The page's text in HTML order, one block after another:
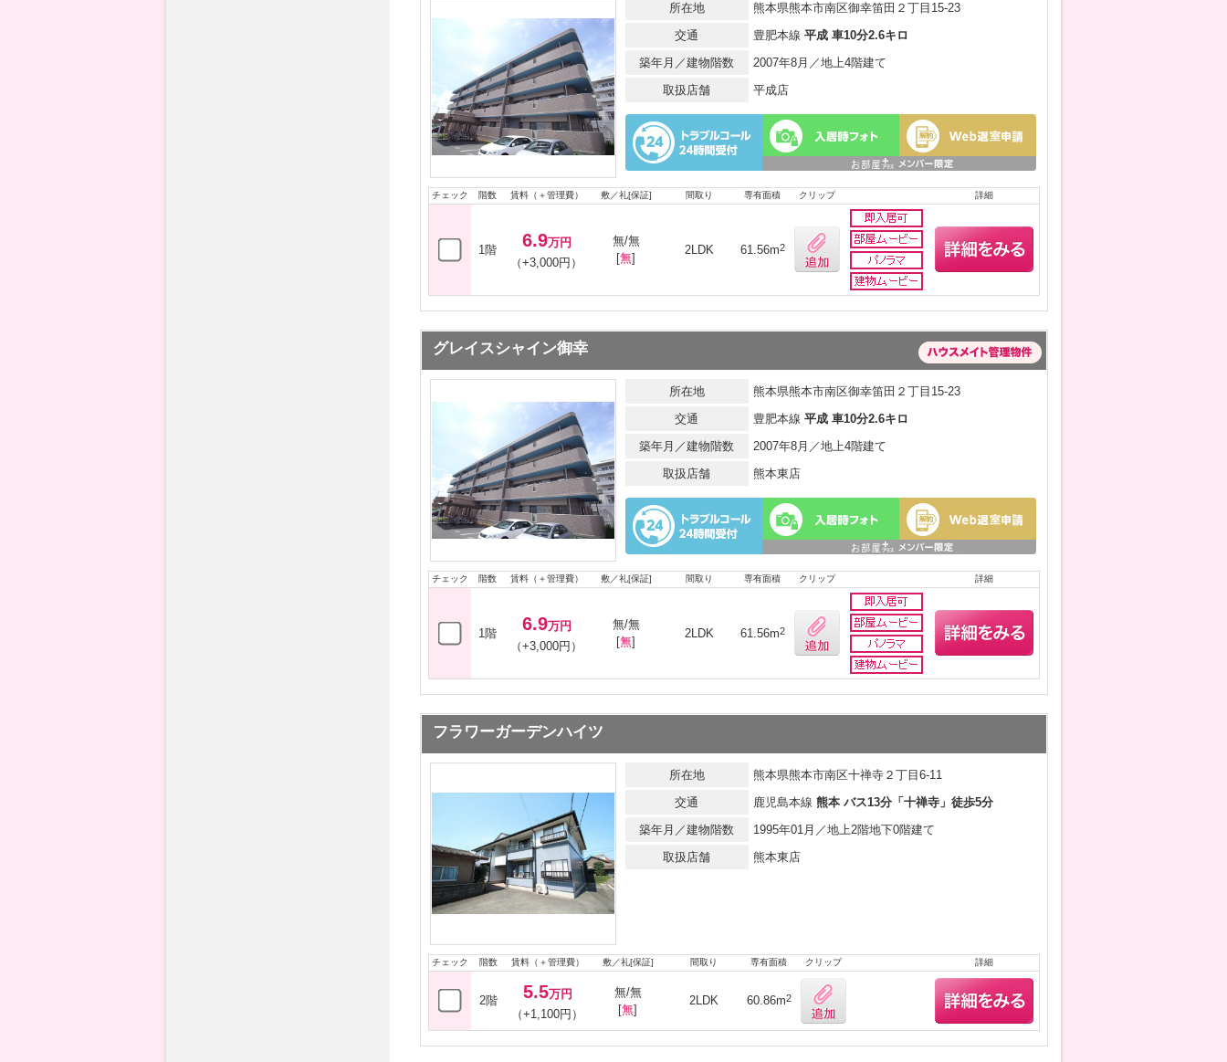
所在地
熊本県熊本市南区御幸笛田２丁目15-23
交通
豊肥本線 平成 車10分2.6キロ
築年月／建物階数
2007年8月／地上4階建て
取扱店舗
平成店
チェック 階数 賃料（＋管理費） 敷／礼[保証] 間取り 専有面積 クリップ 詳細
1階 6.9万円
（+3,000円）
無/無
[無]
2LDK 61.56m2
グレイスシャイン御幸
所在地
熊本県熊本市南区御幸笛田２丁目15-23
交通
豊肥本線 平成 車10分2.6キロ
築年月／建物階数
2007年8月／地上4階建て
取扱店舗
熊本東店
チェック 階数 賃料（＋管理費） 敷／礼[保証] 間取り 専有面積 クリップ 詳細
1階 6.9万円
（+3,000円）
無/無
[無]
2LDK 61.56m2
フラワーガーデンハイツ
所在地
熊本県熊本市南区十禅寺２丁目6-11
交通
鹿児島本線 熊本 バス13分「十禅寺」徒歩5分
築年月／建物階数
1995年01月／地上2階地下0階建て
取扱店舗
熊本東店
チェック 階数 賃料（＋管理費） 敷／礼[保証] 間取り 専有面積 クリップ 詳細
2階 5.5万円
（+1,100円）
無/無
[無]
2LDK 60.86m2